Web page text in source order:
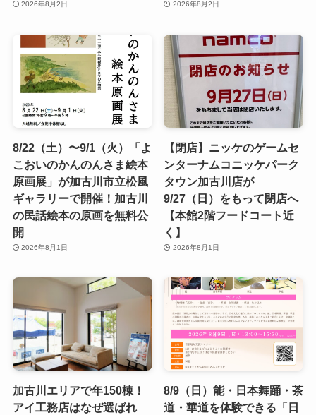
2026年8月2日 2026年8月2日
8/22（土）〜9/1（火）「よ
こおいのかんのんさま絵本
原画展」が加古川市立松風
ギャラリーで開催！加古川
の民話絵本の原画を無料公
開
2026年8月1日
【閉店】ニッケのゲームセ
ンターナムコニッケパーク
タウン加古川店が
9/27（日）をもって閉店へ
【本館2階フードコート近
く】
2026年8月1日
加古川エリアで年150棟！
アイ工務店はなぜ選ばれ
8/9（日）能・日本舞踊・茶
道・華道を体験できる「日